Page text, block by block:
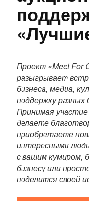
л
н
ы
й
т
е
к
с
т
п
у
б
Проект «Meet For
разыгрывает
бизнеса, медиа,
поддержку
Принимая участие
делаете
приобретаете
интересными
с вашим кумиром,
бизнесу или
поделится своей